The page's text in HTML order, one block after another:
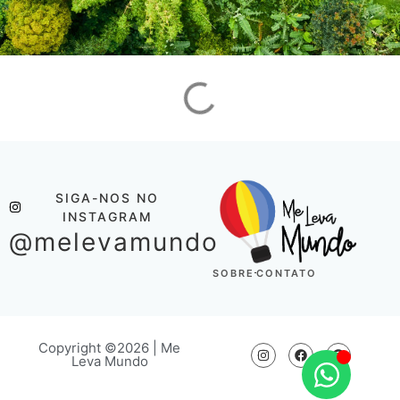
SIGA-NOS NO
INSTAGRAM
@melevamundo
SOBRE CONTATO
Copyright ©2026 | Me
Leva Mundo